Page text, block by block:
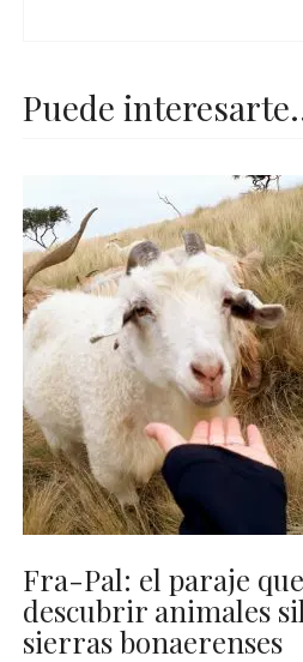
Puede
Fra-Pal: el paraje
descubrir animales
sierras bonaerenses